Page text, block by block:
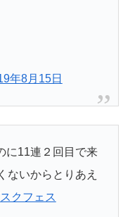
年8月15日
に11連２回目で来
ないからとりあえ
クフェス